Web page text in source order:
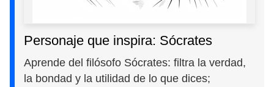
Personaje que inspira: Sócrates
Aprende del filósofo Sócrates: filtra la verdad,
la bondad y la utilidad de lo que dices;